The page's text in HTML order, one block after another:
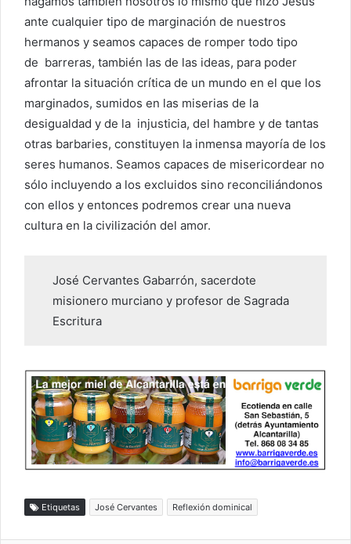
ante cualquier tipo de marginación de nuestros
hermanos y seamos capaces de romper todo tipo
de barreras, también las de las ideas, para poder
afrontar la situación crítica de un mundo en el que los
marginados, sumidos en las miserias de la
desigualdad y de la injusticia, del hambre y de tantas
otras barbaries, constituyen la inmensa mayoría de los
seres humanos. Seamos capaces de misericordear no
sólo incluyendo a los excluidos sino reconciliándonos
con ellos y entonces podremos crear una nueva
cultura en la civilización del amor.
José Cervantes Gabarrón, sacerdote
misionero murciano y profesor de Sagrada
Escritura
Etiquetas José Cervantes Reflexión dominical